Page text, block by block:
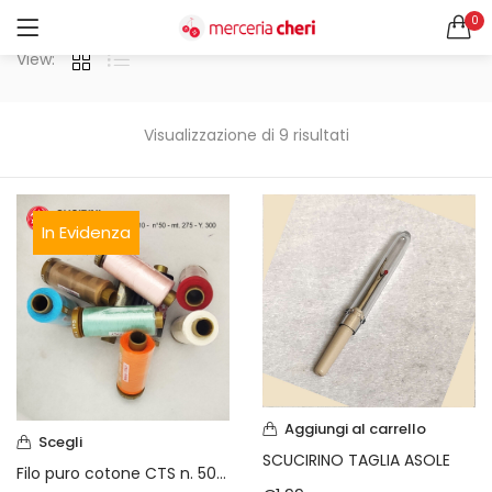
0
Password dimenticata?
Tutte le categorie
Accessori merceria (94)
Cesti portalavoro (8)
Applicazioni (26)
Borse (6)
Bottoni Vintage (204)
Lotti di Bottoni vintage (27)
Bottoni/alamari/automatici (46)
Alamari (5)
Calze collant donna (24)
Cappelli (16)
Visualizzazione di 9 risultati
View:
In Evidenza
Scegli
Filo puro cotone CTS n. 50 mt. 275 Y 300
Aggiungi al carrello
SCUCIRINO TAGLIA ASOLE